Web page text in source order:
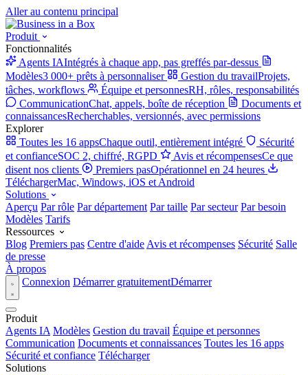
Aller au contenu principal
Produit
Fonctionnalités
Agents IAIntégrés à chaque app, pas greffés par-dessus
Modèles3 000+ prêts à personnaliser Gestion du travailProjets,
tâches, workflows
Équipe et personnesRH, rôles, responsabilités
CommunicationChat, appels, boîte de réception
Documents et
connaissancesRecherchables, versionnés, avec permissions
Explorer
Toutes les 16 appsChaque outil, entièrement intégré
Sécurité
et confianceSOC 2, chiffré, RGPD Avis et récompensesCe que
disent nos clients
Premiers pasOpérationnel en 24 heures
TéléchargerMac, Windows, iOS et Android
Solutions
Aperçu Par rôle Par département Par taille Par secteur Par besoin
Modèles Tarifs
Ressources
Blog Premiers pas Centre d'aide Avis et récompenses Sécurité Salle
de presse
À propos
Connexion Démarrer gratuitementDémarrer
Produit
Agents IA Modèles Gestion du travail Équipe et personnes
Communication Documents et connaissances Toutes les 16 apps
Sécurité et confiance Télécharger
Solutions